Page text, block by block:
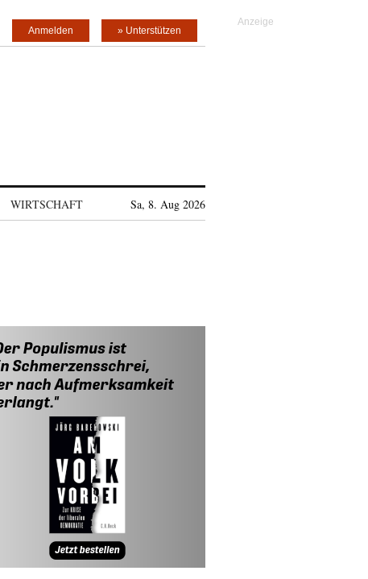
» Unterstützen
Anmelden
WIRTSCHAFT Sa, 8. Aug 2026